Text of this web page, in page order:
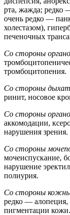
рта, жажда; редко
очень редко —
холестазом),
печеночных
Со стороны
тромбоцитопения.
Со стороны
ринит, носовое
Со стороны
аккомодации,
нарушения зрения.
Со стороны
мочеиспускание,
нарушение
полиурия.
Со стороны
редко — алопеция,
пигментации кожи.